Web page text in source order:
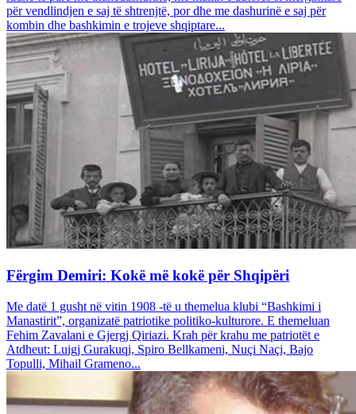
për vendlindjen e saj të shtrenjtë, por dhe me dashurinë e saj për
kombin dhe bashkimin e trojeve shqiptare...
Fërgim Demiri: Kokë më kokë për Shqipëri
Me datë 1 gusht në vitin 1908 -të u themelua klubi “Bashkimi i
Manastirit”, organizatë patriotike politiko-kulturore. E themeluan
Fehim Zavalani e Gjergj Qiriazi. Krah për krahu me patriotët e
Atdheut: Luigj Gurakuqi, Spiro Bellkameni, Nuçi Naçi, Bajo
Topulli, Mihail Grameno...